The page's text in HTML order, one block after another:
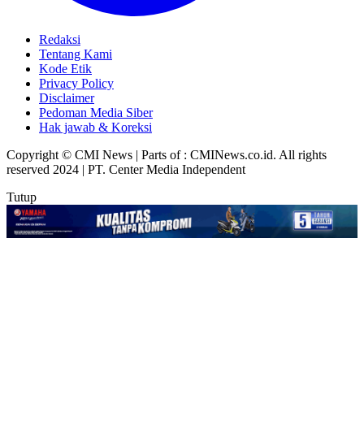
Redaksi
Tentang Kami
Kode Etik
Privacy Policy
Disclaimer
Pedoman Media Siber
Hak jawab & Koreksi
Copyright © CMI News | Parts of : CMINews.co.id. All rights
reserved 2024 | PT. Center Media Independent
Tutup